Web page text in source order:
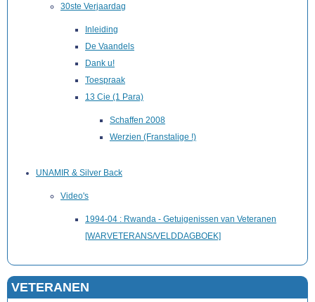
30ste Verjaardag
Inleiding
De Vaandels
Dank u!
Toespraak
13 Cie (1 Para)
Schaffen 2008
Werzien (Franstalige !)
UNAMIR & Silver Back
Video's
1994-04 : Rwanda - Getuigenissen van Veteranen
[WARVETERANS/VELDDAGBOEK]
VETERANEN